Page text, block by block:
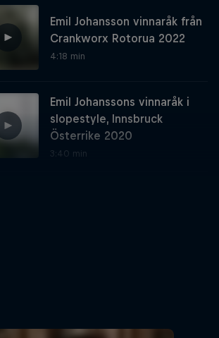
Emil Johansson vinnaråk från
Crankworx Rotorua 2022
4:18 min
Emil Johanssons vinnaråk i
slopestyle, Innsbruck
Österrike 2020
3:40 min
5:26 min